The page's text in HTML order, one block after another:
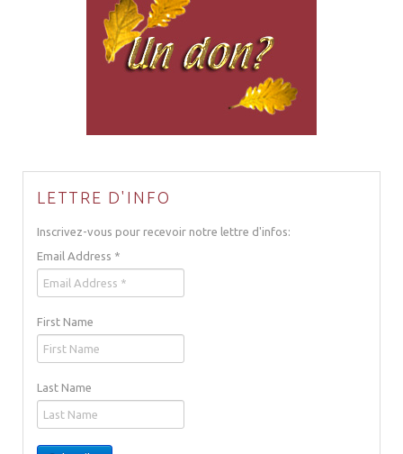
LETTRE D'INFO
Inscrivez-vous pour recevoir notre lettre d'infos:
Email Address *
First Name
Last Name